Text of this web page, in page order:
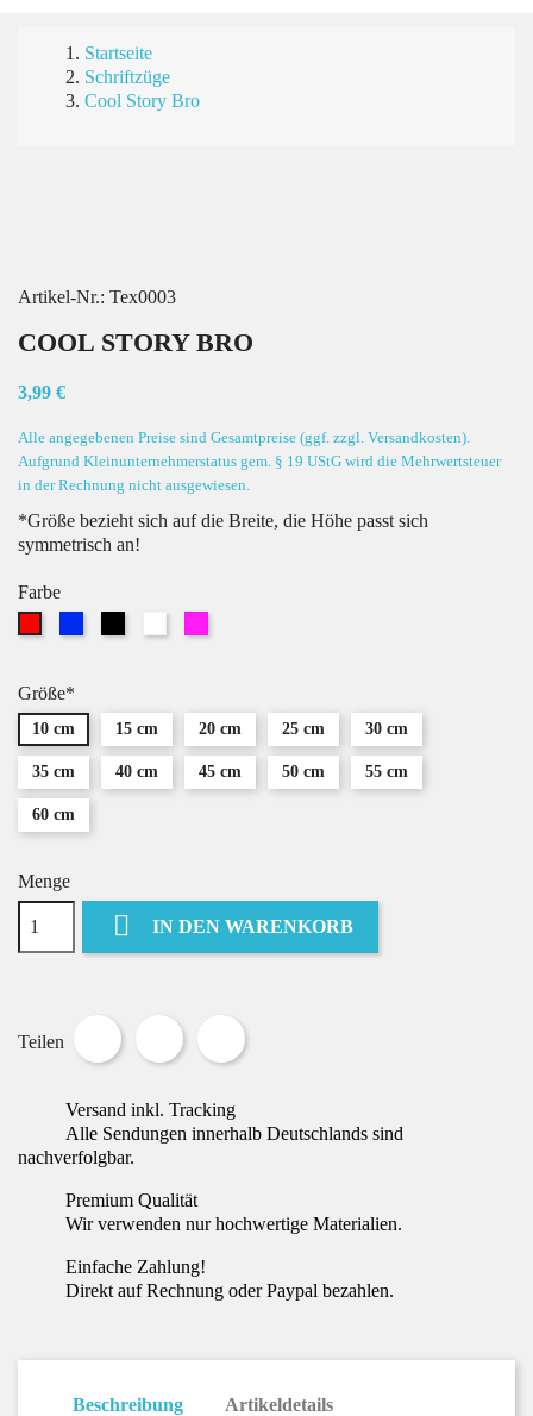
Startseite
Schriftzüge
Cool Story Bro
Artikel-Nr.: Tex0003
COOL STORY BRO
3,99 €
Alle angegebenen Preise sind Gesamtpreise (ggf. zzgl. Versandkosten).
Aufgrund Kleinunternehmerstatus gem. § 19 UStG wird die Mehrwertsteuer
in der Rechnung nicht ausgewiesen.
*Größe bezieht sich auf die Breite, die Höhe passt sich
symmetrisch an!
Farbe
Größe*
10 cm 15 cm 20 cm 25 cm 30 cm
35 cm 40 cm 45 cm 50 cm 55 cm
60 cm
Menge
 IN DEN WARENKORB
Teilen
Versand inkl. Tracking
Alle Sendungen innerhalb Deutschlands sind
nachverfolgbar.
Premium Qualität
Wir verwenden nur hochwertige Materialien.
Einfache Zahlung!
Direkt auf Rechnung oder Paypal bezahlen.
Beschreibung Artikeldetails